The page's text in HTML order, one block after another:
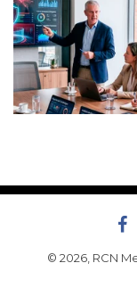
© 2026, RCN